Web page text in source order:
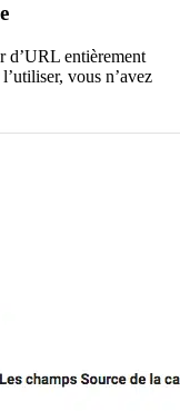
d’URL entièrement
vous n’avez